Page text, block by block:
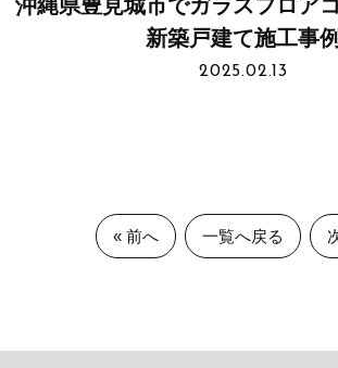
沖縄県豊見城市でガラスフロア
新築戸建て施工事例
2025.02.13
« 前へ 一覧へ戻る